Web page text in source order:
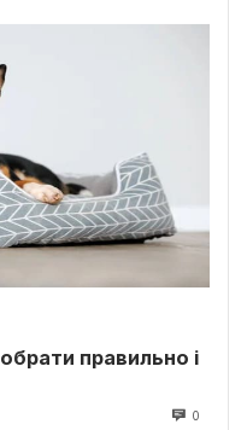
правильно і
0